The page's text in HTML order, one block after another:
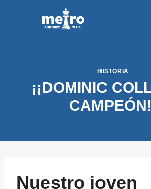
HISTORIA
¡¡DOMINIC
Nuestro joven